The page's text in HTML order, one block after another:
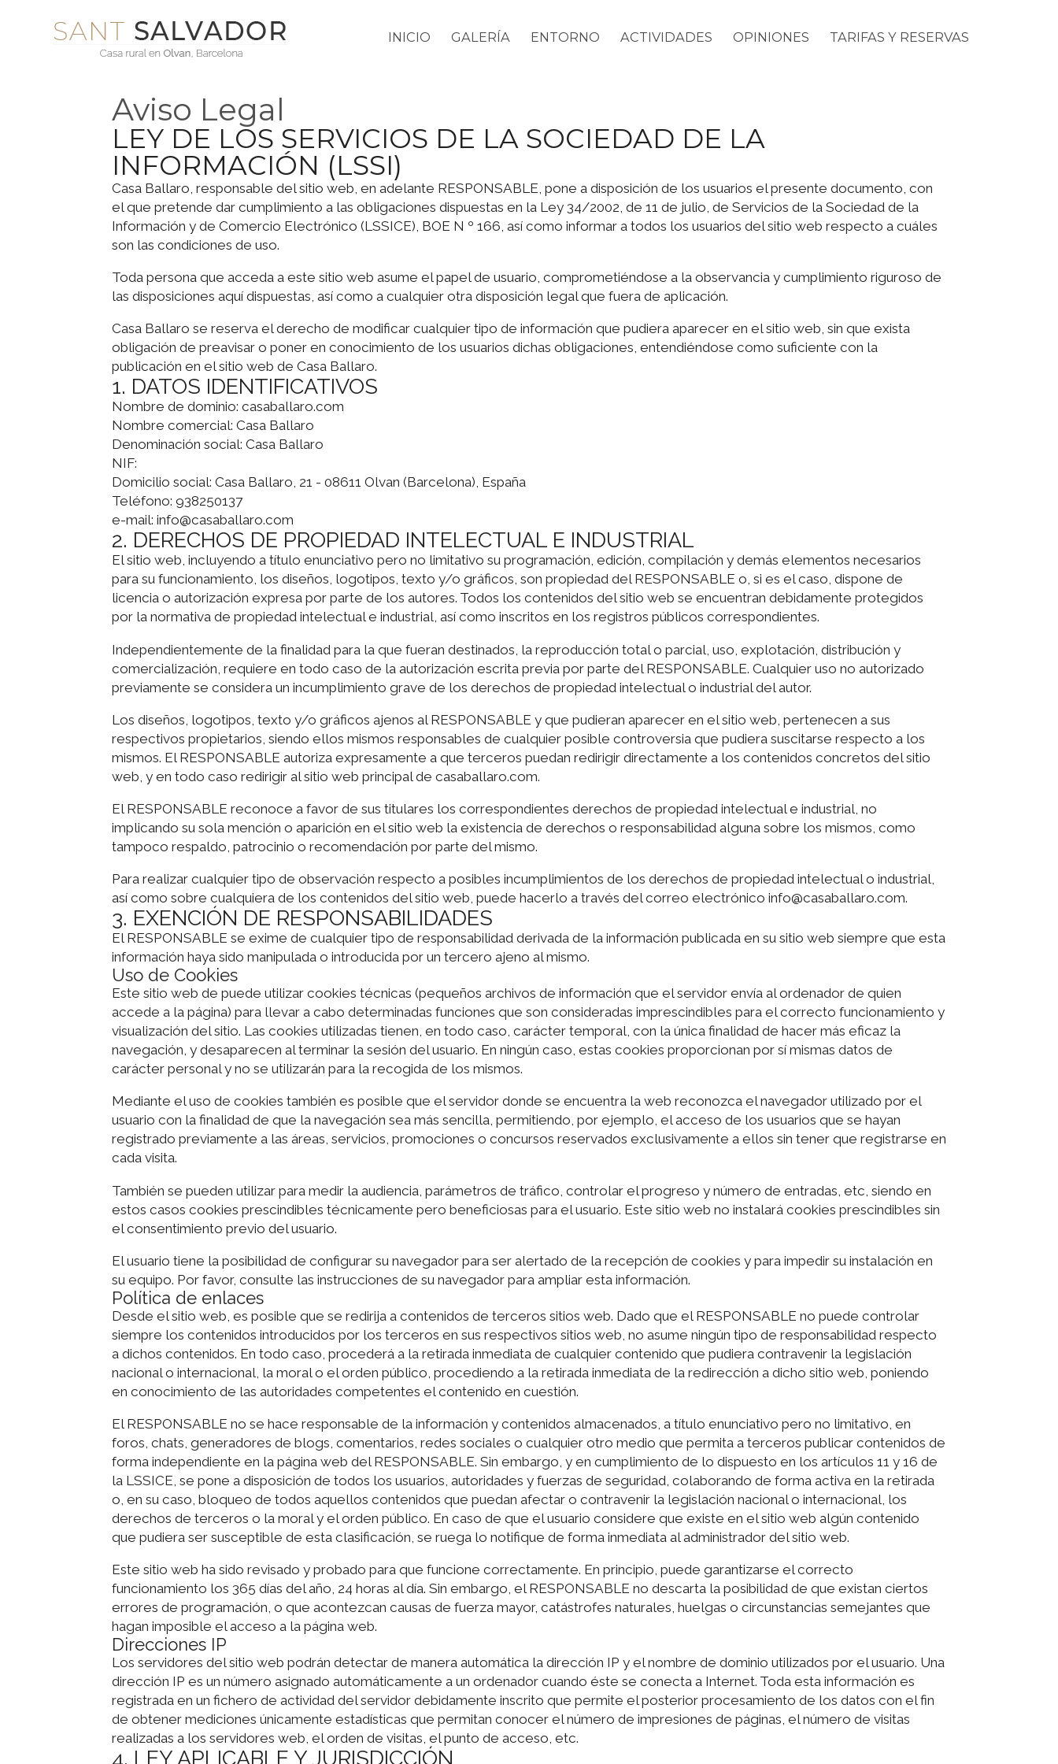
INICIO GALERÍA ENTORNO ACTIVIDADES OPINIONES TARIFAS Y RESERVAS
Aviso Legal
LEY DE LOS SERVICIOS DE LA SOCIEDAD DE LA
INFORMACIÓN (LSSI)
Casa Ballaro, responsable del sitio web, en adelante RESPONSABLE, pone a disposición de los usuarios el presente documento, con
el que pretende dar cumplimiento a las obligaciones dispuestas en la Ley 34/2002, de 11 de julio, de Servicios de la Sociedad de la
Información y de Comercio Electrónico (LSSICE), BOE N º 166, así como informar a todos los usuarios del sitio web respecto a cuáles
son las condiciones de uso.
Toda persona que acceda a este sitio web asume el papel de usuario, comprometiéndose a la observancia y cumplimiento riguroso de
las disposiciones aquí dispuestas, así como a cualquier otra disposición legal que fuera de aplicación.
Casa Ballaro se reserva el derecho de modificar cualquier tipo de información que pudiera aparecer en el sitio web, sin que exista
obligación de preavisar o poner en conocimiento de los usuarios dichas obligaciones, entendiéndose como suficiente con la
publicación en el sitio web de Casa Ballaro.
1. DATOS IDENTIFICATIVOS
Nombre de dominio: casaballaro.com
Nombre comercial: Casa Ballaro
Denominación social: Casa Ballaro
NIF:
Domicilio social: Casa Ballaro, 21 - 08611 Olvan (Barcelona), España
Teléfono: 938250137
e-mail: info@casaballaro.com
2. DERECHOS DE PROPIEDAD INTELECTUAL E INDUSTRIAL
El sitio web, incluyendo a título enunciativo pero no limitativo su programación, edición, compilación y demás elementos necesarios
para su funcionamiento, los diseños, logotipos, texto y/o gráficos, son propiedad del RESPONSABLE o, si es el caso, dispone de
licencia o autorización expresa por parte de los autores. Todos los contenidos del sitio web se encuentran debidamente protegidos
por la normativa de propiedad intelectual e industrial, así como inscritos en los registros públicos correspondientes.
Independientemente de la finalidad para la que fueran destinados, la reproducción total o parcial, uso, explotación, distribución y
comercialización, requiere en todo caso de la autorización escrita previa por parte del RESPONSABLE. Cualquier uso no autorizado
previamente se considera un incumplimiento grave de los derechos de propiedad intelectual o industrial del autor.
Los diseños, logotipos, texto y/o gráficos ajenos al RESPONSABLE y que pudieran aparecer en el sitio web, pertenecen a sus
respectivos propietarios, siendo ellos mismos responsables de cualquier posible controversia que pudiera suscitarse respecto a los
mismos. El RESPONSABLE autoriza expresamente a que terceros puedan redirigir directamente a los contenidos concretos del sitio
web, y en todo caso redirigir al sitio web principal de casaballaro.com.
El RESPONSABLE reconoce a favor de sus titulares los correspondientes derechos de propiedad intelectual e industrial, no
implicando su sola mención o aparición en el sitio web la existencia de derechos o responsabilidad alguna sobre los mismos, como
tampoco respaldo, patrocinio o recomendación por parte del mismo.
Para realizar cualquier tipo de observación respecto a posibles incumplimientos de los derechos de propiedad intelectual o industrial,
así como sobre cualquiera de los contenidos del sitio web, puede hacerlo a través del correo electrónico info@casaballaro.com.
3. EXENCIÓN DE RESPONSABILIDADES
El RESPONSABLE se exime de cualquier tipo de responsabilidad derivada de la información publicada en su sitio web siempre que esta
información haya sido manipulada o introducida por un tercero ajeno al mismo.
Uso de Cookies
Este sitio web de puede utilizar cookies técnicas (pequeños archivos de información que el servidor envía al ordenador de quien
accede a la página) para llevar a cabo determinadas funciones que son consideradas imprescindibles para el correcto funcionamiento y
visualización del sitio. Las cookies utilizadas tienen, en todo caso, carácter temporal, con la única finalidad de hacer más eficaz la
navegación, y desaparecen al terminar la sesión del usuario. En ningún caso, estas cookies proporcionan por sí mismas datos de
carácter personal y no se utilizarán para la recogida de los mismos.
Mediante el uso de cookies también es posible que el servidor donde se encuentra la web reconozca el navegador utilizado por el
usuario con la finalidad de que la navegación sea más sencilla, permitiendo, por ejemplo, el acceso de los usuarios que se hayan
registrado previamente a las áreas, servicios, promociones o concursos reservados exclusivamente a ellos sin tener que registrarse en
cada visita.
También se pueden utilizar para medir la audiencia, parámetros de tráfico, controlar el progreso y número de entradas, etc, siendo en
estos casos cookies prescindibles técnicamente pero beneficiosas para el usuario. Este sitio web no instalará cookies prescindibles sin
el consentimiento previo del usuario.
El usuario tiene la posibilidad de configurar su navegador para ser alertado de la recepción de cookies y para impedir su instalación en
su equipo. Por favor, consulte las instrucciones de su navegador para ampliar esta información.
Política de enlaces
Desde el sitio web, es posible que se redirija a contenidos de terceros sitios web. Dado que el RESPONSABLE no puede controlar
siempre los contenidos introducidos por los terceros en sus respectivos sitios web, no asume ningún tipo de responsabilidad respecto
a dichos contenidos. En todo caso, procederá a la retirada inmediata de cualquier contenido que pudiera contravenir la legislación
nacional o internacional, la moral o el orden público, procediendo a la retirada inmediata de la redirección a dicho sitio web, poniendo
en conocimiento de las autoridades competentes el contenido en cuestión.
El RESPONSABLE no se hace responsable de la información y contenidos almacenados, a título enunciativo pero no limitativo, en
foros, chats, generadores de blogs, comentarios, redes sociales o cualquier otro medio que permita a terceros publicar contenidos de
forma independiente en la página web del RESPONSABLE. Sin embargo, y en cumplimiento de lo dispuesto en los artículos 11 y 16 de
la LSSICE, se pone a disposición de todos los usuarios, autoridades y fuerzas de seguridad, colaborando de forma activa en la retirada
o, en su caso, bloqueo de todos aquellos contenidos que puedan afectar o contravenir la legislación nacional o internacional, los
derechos de terceros o la moral y el orden público. En caso de que el usuario considere que existe en el sitio web algún contenido
que pudiera ser susceptible de esta clasificación, se ruega lo notifique de forma inmediata al administrador del sitio web.
Este sitio web ha sido revisado y probado para que funcione correctamente. En principio, puede garantizarse el correcto
funcionamiento los 365 días del año, 24 horas al día. Sin embargo, el RESPONSABLE no descarta la posibilidad de que existan ciertos
errores de programación, o que acontezcan causas de fuerza mayor, catástrofes naturales, huelgas o circunstancias semejantes que
hagan imposible el acceso a la página web.
Direcciones IP
Los servidores del sitio web podrán detectar de manera automática la dirección IP y el nombre de dominio utilizados por el usuario. Una
dirección IP es un número asignado automáticamente a un ordenador cuando éste se conecta a Internet. Toda esta información es
registrada en un fichero de actividad del servidor debidamente inscrito que permite el posterior procesamiento de los datos con el fin
de obtener mediciones únicamente estadísticas que permitan conocer el número de impresiones de páginas, el número de visitas
realizadas a los servidores web, el orden de visitas, el punto de acceso, etc.
4. LEY APLICABLE Y JURISDICCIÓN